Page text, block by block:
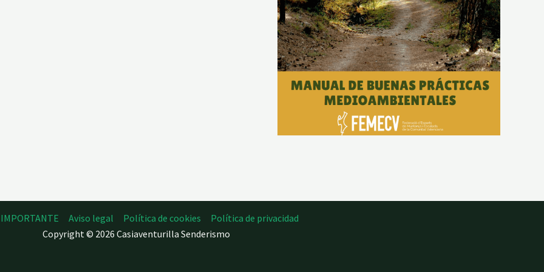
Aviso legal Política de cookies
Política de privacidad
Copyright © 2026 Casiaventurilla Senderismo